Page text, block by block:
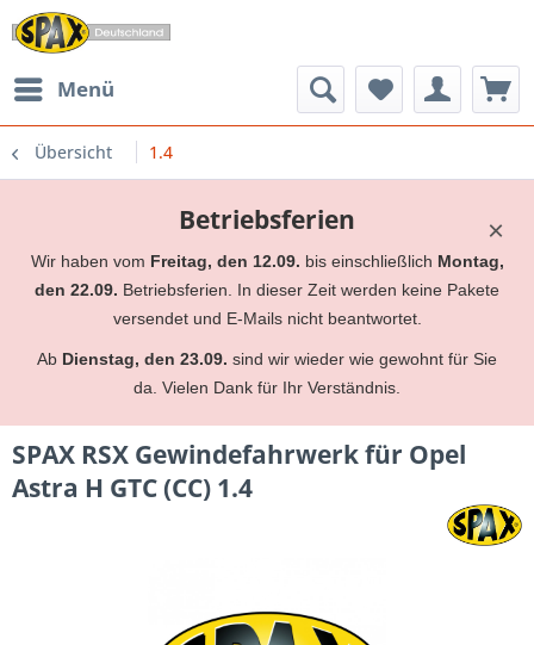
Menü
Übersicht 1.4
×
Betriebsferien
Wir haben vom Freitag, den 12.09. bis einschließlich Montag,
den 22.09. Betriebsferien. In dieser Zeit werden keine Pakete
versendet und E-Mails nicht beantwortet.
Ab Dienstag, den 23.09. sind wir wieder wie gewohnt für Sie
da. Vielen Dank für Ihr Verständnis.
SPAX RSX Gewindefahrwerk für Opel
Astra H GTC (CC) 1.4